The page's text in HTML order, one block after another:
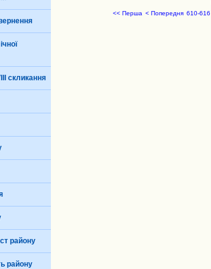
скликання
району
району
<< Перша < Попередня 610-616